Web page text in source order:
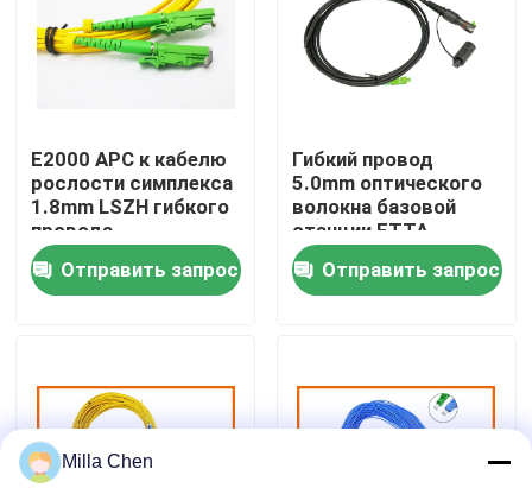
Путешествие фабрики
Свяжитесь мы
Новости
Спросите цитату
Волоконно-оптические Box Прекращение
E2000 APC к кабелю
рослости симплекса
1.8mm LSZH гибкого
провода
оптического волокна
SC UPC
однорежимному
Отправить запрос
Гибкий провод
5.0mm оптического
волокна базовой
станции FTTA
законченное
соединители SC
Supertap
Отправить запрос
Milla Chen